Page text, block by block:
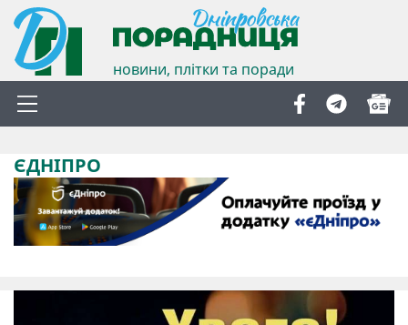
новини, плітки та поради
ЄДНІПРО